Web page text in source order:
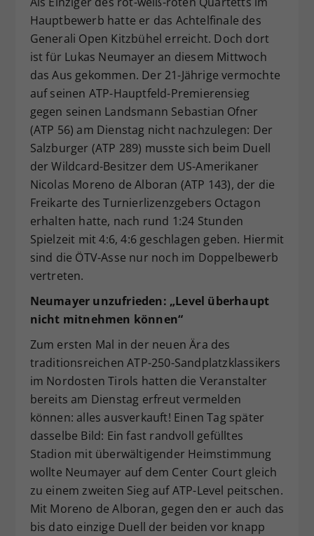
Hauptbewerb hatte er das Achtelfinale des
Generali Open Kitzbühel erreicht. Doch dort
ist für Lukas Neumayer an diesem Mittwoch
das Aus gekommen. Der 21-Jährige vermochte
auf seinen ATP-Hauptfeld-Premierensieg
gegen seinen Landsmann Sebastian Ofner
(ATP 56) am Dienstag nicht nachzulegen: Der
Salzburger (ATP 289) musste sich beim Duell
der Wildcard-Besitzer dem US-Amerikaner
Nicolas Moreno de Alboran (ATP 143), der die
Freikarte des Turnierlizenzgebers Octagon
erhalten hatte, nach rund 1:24 Stunden
Spielzeit mit 4:6, 4:6 geschlagen geben. Hiermit
sind die ÖTV-Asse nur noch im Doppelbewerb
vertreten.
Neumayer unzufrieden: „Level überhaupt
nicht mitnehmen können“
Zum ersten Mal in der neuen Ära des
traditionsreichen ATP-250-Sandplatzklassikers
im Nordosten Tirols hatten die Veranstalter
bereits am Dienstag erfreut vermelden
können: alles ausverkauft! Einen Tag später
dasselbe Bild: Ein fast randvoll gefülltes
Stadion mit überwältigender Heimstimmung
wollte Neumayer auf dem Center Court gleich
zu einem zweiten Sieg auf ATP-Level peitschen.
Mit Moreno de Alboran, gegen den er auch das
bis dato einzige Duell der beiden vor knapp
Zweck
Dieser Wert speichert Ihre Consent-
Einstellungen. Unter anderem eine
historische Speicherung Ihrer
vorgenommen Einstellungen, falls der
Webseiten-Betreiber dies eingestellt
hat.